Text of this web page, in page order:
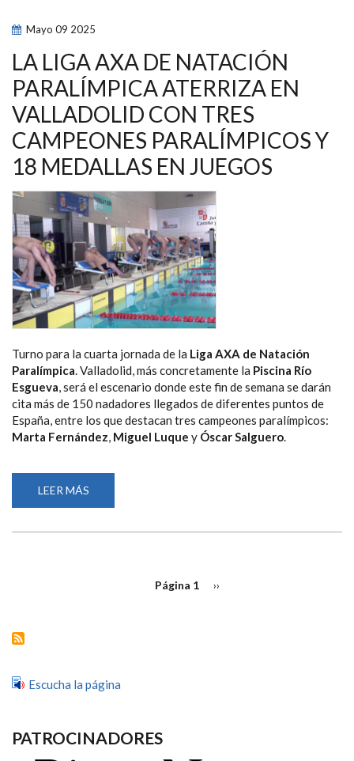
MIGUEL
REINAN
EN
CUARTA
JORNADA
DE
LA
LIGA
AXA,
VALLADOLID
Mayo 09 2025
LA LIGA AXA DE NATACIÓN
PARALÍMPICA ATERRIZA EN
VALLADOLID CON TRES
CAMPEONES PARALÍMPICOS Y
18 MEDALLAS EN JUEGOS
Turno para la cuarta jornada de la Liga AXA de Natación
Paralímpica. Valladolid, más concretamente la Piscina Río
Esgueva, será el escenario donde este fin de semana se darán
cita más de 150 nadadores llegados de diferentes puntos de
España, entre los que destacan tres campeones paralímpicos:
Marta Fernández, Miguel Luque y Óscar Salguero.
LEER MÁS
LIGA
DE
VALLADOLID
EN
JUEGOS
Página 1
Siguiente
››
Escucha la página
PATROCINADORES